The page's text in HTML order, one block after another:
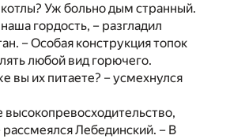
Уж больно дым странный.
гордость, – разгладил
– Особая конструкция топок
любой вид горючего.
вы их питаете? – усмехнулся
высокопревосходительство,
Лебединский. – В